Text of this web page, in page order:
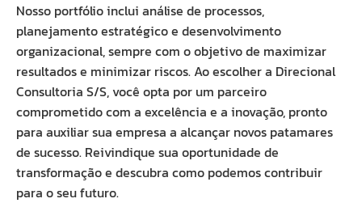
Nosso portfólio inclui análise de processos,
planejamento estratégico e desenvolvimento
organizacional, sempre com o objetivo de maximizar
resultados e minimizar riscos. Ao escolher a Direcional
Consultoria S/S, você opta por um parceiro
comprometido com a excelência e a inovação, pronto
para auxiliar sua empresa a alcançar novos patamares
de sucesso. Reivindique sua oportunidade de
transformação e descubra como podemos contribuir
para o seu futuro.